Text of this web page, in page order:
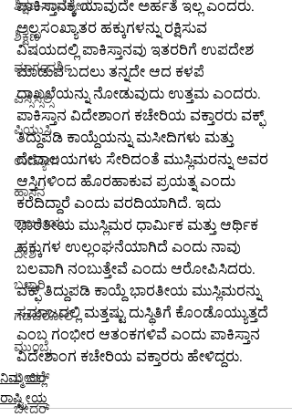
ಶಿಕ್ಷಣ-ಉದ್ಯೋಗ
ಶಿಕ್ಷಣ
ಮಾರ್ಗದರ್ಶಿ
ಎಸ್ಸೆಸ್ಸೆಲ್ಸಿ
ಪಿಯುಸಿ
ಉದ್ಯೋಗ
ಹಾಸನ
ರಾಜಕೀಯ
ದೇಶ
ಬಳ್ಳಾರಿ
ಗಡಚಿರೋಲಿ
ಮುಂಬೈ
ಬೀದರ್
ಬೀದರ್
ಪಾಕಿಸ್ತಾನಕ್ಕೆ ಯಾವುದೇ ಅರ್ಹತೆ ಇಲ್ಲ ಎಂದರು.
ಅಲ್ಪಸಂಖ್ಯಾತರ ಹಕ್ಕುಗಳನ್ನು ರಕ್ಷಿಸುವ
ವಿಷಯದಲ್ಲಿ ಪಾಕಿಸ್ತಾನವು ಇತರರಿಗೆ ಉಪದೇಶ
ಮಾಡುವ ಬದಲು ತನ್ನದೇ ಆದ ಕಳಪೆ
ದಾಖಲೆಯನ್ನು ನೋಡುವುದು ಉತ್ತಮ ಎಂದರು.
ಪಾಕಿಸ್ತಾನ ವಿದೇಶಾಂಗ ಕಚೇರಿಯ ವಕ್ತಾರರು ವಕ್ಫ್
ತಿದ್ದುಪಡಿ ಕಾಯ್ದೆಯನ್ನು ಮಸೀದಿಗಳು ಮತ್ತು
ದೇವಾಲಯಗಳು ಸೇರಿದಂತೆ ಮುಸ್ಲಿಮರನ್ನು ಅವರ
ಆಸ್ತಿಗಳಿಂದ ಹೊರಹಾಕುವ ಪ್ರಯತ್ನ ಎಂದು
ಕರೆದಿದ್ದಾರೆ ಎಂದು ವರದಿಯಾಗಿದೆ. ಇದು
ಭಾರತೀಯ ಮುಸ್ಲಿಮರ ಧಾರ್ಮಿಕ ಮತ್ತು ಆರ್ಥಿಕ
ಹಕ್ಕುಗಳ ಉಲ್ಲಂಘನೆಯಾಗಿದೆ ಎಂದು ನಾವು
ಬಲವಾಗಿ ನಂಬುತ್ತೇವೆ ಎಂದು ಆರೋಪಿಸಿದರು.
ವಕ್ಫ್ ತಿದ್ದುಪಡಿ ಕಾಯ್ದೆ ಭಾರತೀಯ ಮುಸ್ಲಿಮರನ್ನು
ಸಮಾಜದಲ್ಲಿ ಮತ್ತಷ್ಟು ದುಸ್ಥಿತಿಗೆ ಕೊಂಡೊಯ್ಯುತ್ತದೆ
ಎಂಬ ಗಂಭೀರ ಆತಂಕಗಳಿವೆ ಎಂದು ಪಾಕಿಸ್ತಾನ
ವಿದೇಶಾಂಗ ಕಚೇರಿಯ ವಕ್ತಾರರು ಹೇಳಿದ್ದರು.
ನಿಮ್ಮ ಜಿಲ್ಲೆ
ರಾಷ್ಟ್ರೀಯ